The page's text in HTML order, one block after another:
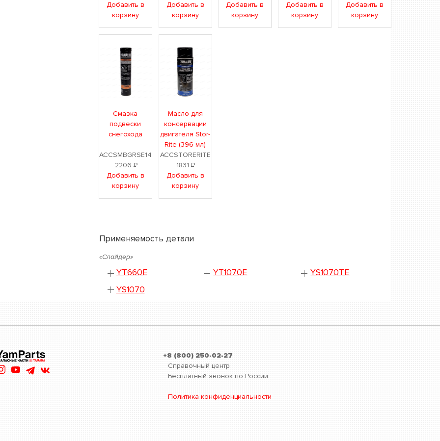
Добавить в
корзину
Добавить в
корзину
Добавить в
корзину
Добавить в
корзину
Добавить в
корзину
Смазка
подвески
снегохода
ACCSMBGRSE14
2206 Р
Добавить в
корзину
Масло для
консервации
двигателя Stor-
Rite (396 мл)
ACCSTORERITE
1831Р
Добавить в
корзину
Применяемость детали
«Слайдер»
YT660E YT1070E
YS1070TE
YS1070
+8 (800) 250-02-27
Справочный центр
Бесплатный звонок по России
Политика конфиденциальности